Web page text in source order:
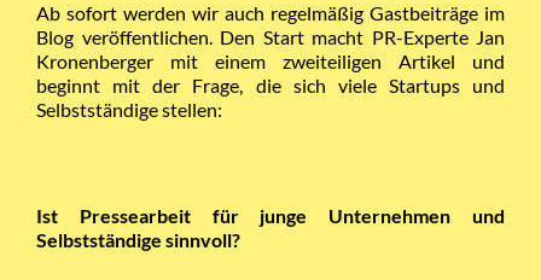
Ab sofort werden wir auch regelmäßig Gastbeiträge im
Blog veröffentlichen. Den Start macht PR-Experte Jan
Kronenberger mit einem zweiteiligen Artikel und
beginnt mit der Frage, die sich viele Startups und
Selbstständige stellen:
Ist Pressearbeit für junge Unternehmen und
Selbstständige sinnvoll?